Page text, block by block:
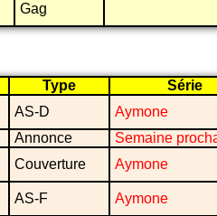
Gag
Type
Série
AS-D
Aymone
Annonce
Semaine
Couverture Aymone
AS-F
Aymone